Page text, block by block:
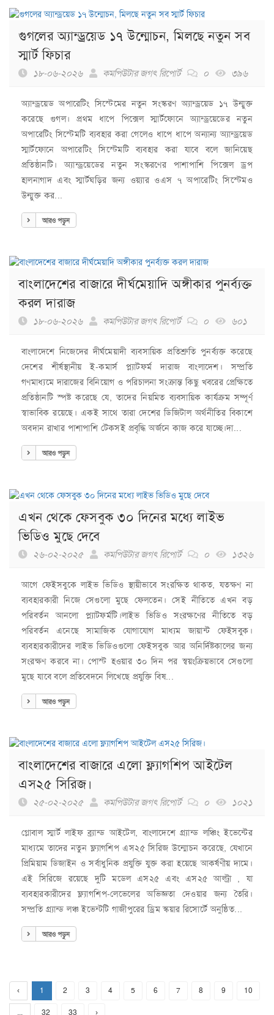
গুগলের অ্যান্ড্রয়েড ১৭ উন্মোচন, মিলছে নতুন সব
স্মার্ট ফিচার
১৮-০৬-২০২৬ কমপিউটার জগৎ রিপোর্ট ০ ৩৯৬
অ্যান্ড্রয়েড অপারেটিং সিস্টেমের নতুন সংস্করণ অ্যান্ড্রয়েড ১৭ উন্মুক্ত
করেছে গুগল। প্রথম ধাপে পিক্সেল স্মার্টফোনে অ্যান্ড্রয়েডের নতুন
অপারেটিং সিস্টেমটি ব্যবহার করা গেলেও ধাপে ধাপে অন্যান্য অ্যান্ড্রয়েড
স্মার্টফোনে অপারেটিং সিস্টেমটি ব্যবহার করা যাবে বলে জানিয়েছ
প্রতিষ্ঠানটি। অ্যান্ড্রয়েডের নতুন সংস্করণের পাশাপাশি পিক্সেল ড্রপ
হালনাগাদ এবং স্মার্টঘড়ির জন্য ওয়্যার ওএস ৭ অপারেটিং সিস্টেমও
উন্মুক্ত কর...
আরও পড়ুন
বাংলাদেশের বাজারে দীর্ঘমেয়াদি অঙ্গীকার পুনর্ব্যক্ত
করল দারাজ
১৮-০৬-২০২৬ কমপিউটার জগৎ রিপোর্ট ০ ৬০১
বাংলাদেশে নিজেদের দীর্ঘমেয়াদী ব্যবসায়িক প্রতিশ্রুতি পুনর্ব্যক্ত করেছে
দেশের শীর্ষস্থানীয় ই-কমার্স প্ল্যাটফর্ম দারাজ বাংলাদেশ। সম্প্রতি
গণমাধ্যমে দারাজের বিনিয়োগ ও পরিচালনা সংক্রান্ত কিছু খবরের প্রেক্ষিতে
প্রতিষ্ঠানটি স্পষ্ট করেছে যে, তাদের নিয়মিত ব্যবসায়িক কার্যক্রম সম্পূর্ণ
স্বাভাবিক রয়েছে। একই সাথে তারা দেশের ডিজিটাল অর্থনীতির বিকাশে
অবদান রাখার পাশাপাশি টেকসই প্রবৃদ্ধি অর্জনে কাজ করে যাচ্ছে।দা...
আরও পড়ুন
এখন থেকে ফেসবুক ৩০ দিনের মধ্যে লাইভ
ভিডিও মুছে দেবে
২৬-০২-২০২৫ কমপিউটার জগৎ রিপোর্ট ০ ১৩২৬
আগে ফেইসবুকে লাইভ ভিডিও স্থায়ীভাবে সংরক্ষিত থাকত, যতক্ষণ না
ব্যবহারকারী নিজে সেগুলো মুছে ফেলতেন। সেই নীতিতে এখন বড়
পরিবর্তন আনলো প্ল্যাটফর্মটি।লাইভ ভিডিও সংরক্ষণের নীতিতে বড়
পরিবর্তন এনেছে সামাজিক যোগাযোগ মাধ্যম জায়ান্ট ফেইসবুক।
ব্যবহারকারীদের লাইভ ভিডিওগুলো ফেইসবুক আর অনির্দিষ্টকালের জন্য
সংরক্ষণ করবে না। পোস্ট হওয়ার ৩০ দিন পর স্বয়ংক্রিয়ভাবে সেগুলো
মুছে যাবে বলে প্রতিবেদনে লিখেছে প্রযুক্তি বিষ...
আরও পড়ুন
বাংলাদেশের বাজারে এলো ফ্ল্যাগশিপ আইটেল
এস২৫ সিরিজ।
২৫-০২-২০২৫ কমপিউটার জগৎ রিপোর্ট ০ ১০২১
গ্লোবাল স্মার্ট লাইফ ব্র্যান্ড আইটেল, বাংলাদেশে গ্র্যান্ড লঞ্চিং ইভেন্টের
মাধ্যমে তাদের নতুন ফ্ল্যাগশিপ এস২৫ সিরিজ উন্মোচন করেছে, যেখানে
প্রিমিয়াম ডিজাইন ও সর্বাধুনিক প্রযুক্তি যুক্ত করা হয়েছে আকর্ষণীয় দামে।
এই সিরিজে রয়েছে দুটি মডেল এস২৫ এবং এস২৫ আল্ট্রা , যা
ব্যবহারকারীদের ফ্ল্যাগশিপ-লেভেলের অভিজ্ঞতা দেওয়ার জন্য তৈরি।
সম্প্রতি গ্র্যান্ড লঞ্চ ইভেন্টটি গাজীপুরের ড্রিম স্কয়ার রিসোর্টে অনুষ্ঠিত...
আরও পড়ুন
‹ 1 2 3 4 5 6 7 8 9 10
... 32 33 ›